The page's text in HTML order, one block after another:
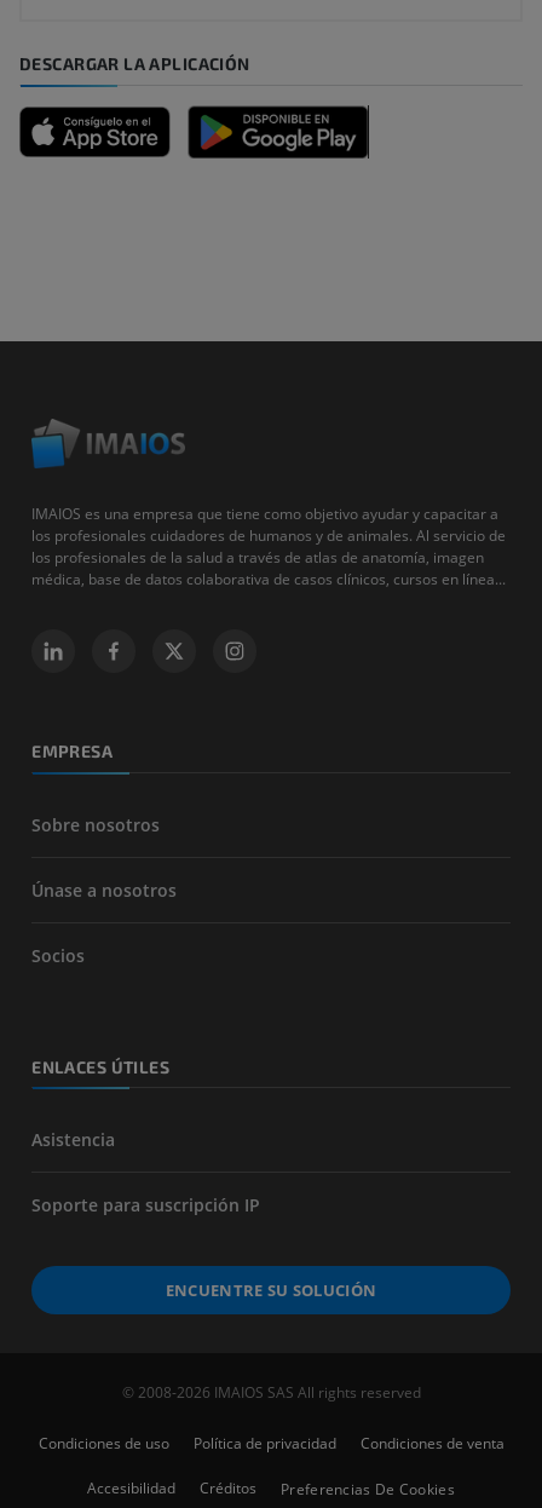
DESCARGAR LA APLICACIÓN
IMAIOS es una empresa que tiene como objetivo ayudar y capacitar a
los profesionales cuidadores de humanos y de animales. Al servicio de
los profesionales de la salud a través de atlas de anatomía, imagen
médica, base de datos colaborativa de casos clínicos, cursos en línea...
EMPRESA
Sobre nosotros
Únase a nosotros
Socios
ENLACES ÚTILES
Asistencia
Soporte para suscripción IP
ENCUENTRE SU SOLUCIÓN
© 2008-2026 IMAIOS SAS All rights reserved
Condiciones de uso Política de privacidad Condiciones de venta
Accesibilidad Créditos Preferencias De Cookies